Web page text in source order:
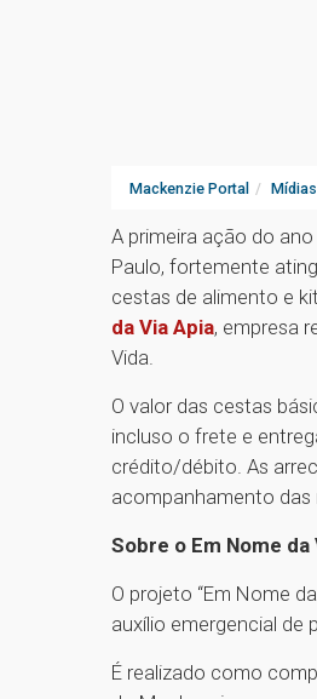
Mackenzie Portal
A primeira ação do
Paulo, fortemente
cestas de alimento e
da Via Apia, empresa
Vida.
O valor das cestas
incluso o frete e
crédito/débito. As
acompanhamento das
Sobre o Em Nome da
O projeto “Em Nome
auxílio emergencial de
É realizado como